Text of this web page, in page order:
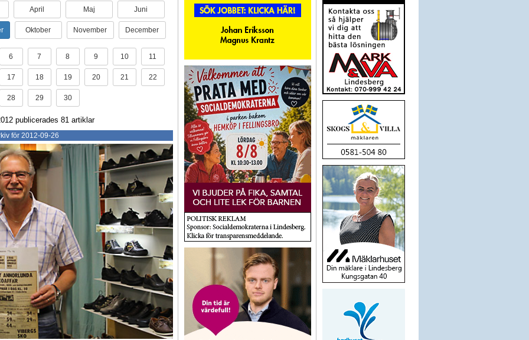
April Maj Juni
Oktober November December
6 7 8 9 10 11
17 18 19 20 21 22
28 29 30
publicerades 81 artiklar
för 2012-09-26